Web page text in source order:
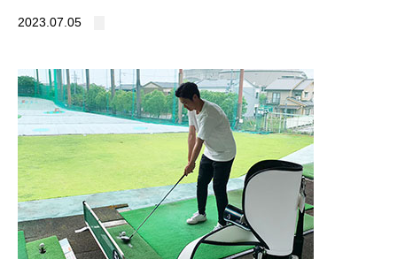
2023.07.05